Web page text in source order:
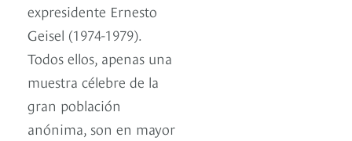
expresidente Ernesto
Geisel (1974-1979).
Todos ellos, apenas una
muestra célebre de la
gran población
anónima, son en mayor